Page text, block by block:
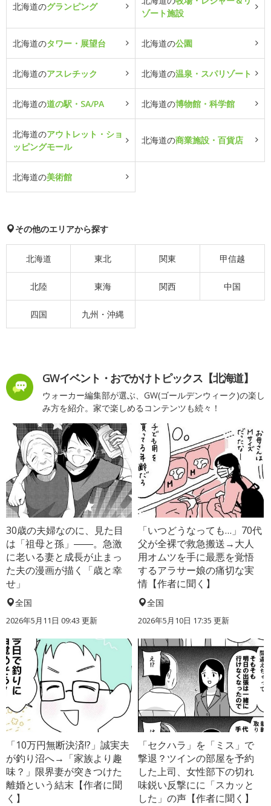
北海道のグランピング
ゾート施設
北海道のタワー・展望台 北海道の公園
北海道のアスレチック 北海道の温泉・スパリゾート
北海道の道の駅・SA/PA 北海道の博物館・科学館
北海道のアウトレット・ショ
ッピングモール
北海道の商業施設・百貨店
北海道の美術館
その他のエリアから探す
北海道 東北 関東 甲信越
北陸 東海 関西 中国
四国 九州・沖縄
GWイベント・おでかけトピックス【北海道】
ウォーカー編集部が選ぶ、GW(ゴールデンウィーク)の楽し
み方を紹介。家で楽しめるコンテンツも続々！
30歳の夫婦なのに、見た目
は「祖母と孫」――。急激
に老いる妻と成長が止まっ
た夫の漫画が描く「歳と幸
せ」
全国
2026年5月11日 09:43 更新
「いつどうなっても…」70代
父が全裸で救急搬送→大人
用オムツを手に最悪を覚悟
するアラサー娘の痛切な実
情【作者に聞く】
全国
2026年5月10日 17:35 更新
「10万円無断決済!?」誠実夫
が釣り沼へ→「家族より趣
味？」限界妻が突きつけた
離婚という結末【作者に聞
く】
「セクハラ」を「ミス」で
撃退？ツインの部屋を予約
した上司、女性部下の切れ
味鋭い反撃にに「スカッと
した」の声【作者に聞く】